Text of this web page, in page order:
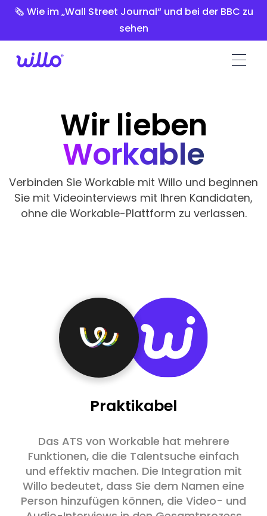
Please
includes
🗞️ Wie im „Wall Street Journal“ und bei der BBC zu
sehen
Wir lieben
Workable
Verbinden Sie Workable mit Willo und beginnen
Sie mit Videointerviews mit Ihren Kandidaten,
ohne die Workable-Plattform zu verlassen.
Praktikabel
Das ATS von Workable hat mehrere
Funktionen, die die Talentsuche einfach
und effektiv machen. Die Integration mit
Willo bedeutet, dass Sie dem Namen eine
Person hinzufügen können, die Video- und